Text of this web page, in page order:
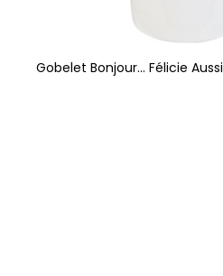
Gobelet Bonjour... Félicie Aussi